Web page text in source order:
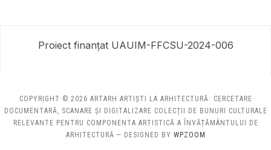
Proiect finanțat UAUIM-FFCSU-2024-006
COPYRIGHT © 2026 ARTARH ARTIȘTI LA ARHITECTURĂ: CERCETARE
DOCUMENTARĂ, SCANARE ȘI DIGITALIZARE COLECȚII DE BUNURI CULTURALE
RELEVANTE PENTRU COMPONENTA ARTISTICĂ A ÎNVĂȚĂMÂNTULUI DE
ARHITECTURĂ — DESIGNED BY WPZOOM